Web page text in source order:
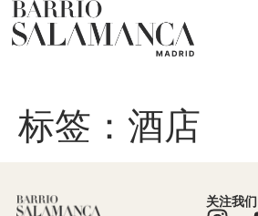
标签： 酒店
关注我们